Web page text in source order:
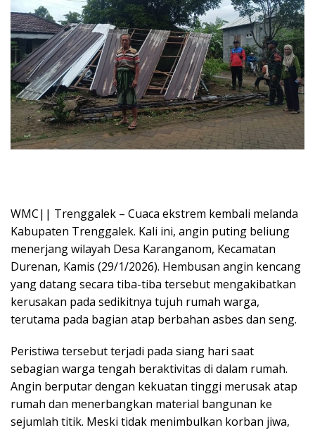
WMC|| Trenggalek – Cuaca ekstrem kembali melanda
Kabupaten Trenggalek. Kali ini, angin puting beliung
menerjang wilayah Desa Karanganom, Kecamatan
Durenan, Kamis (29/1/2026). Hembusan angin kencang
yang datang secara tiba-tiba tersebut mengakibatkan
kerusakan pada sedikitnya tujuh rumah warga,
terutama pada bagian atap berbahan asbes dan seng.
Peristiwa tersebut terjadi pada siang hari saat
sebagian warga tengah beraktivitas di dalam rumah.
Angin berputar dengan kekuatan tinggi merusak atap
rumah dan menerbangkan material bangunan ke
sejumlah titik. Meski tidak menimbulkan korban jiwa,